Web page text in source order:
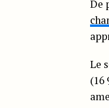
De
Le
(16